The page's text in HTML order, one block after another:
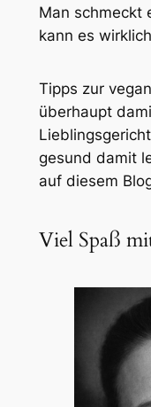
Man schmeckt
kann es
Tipps zur
überhaupt
gesund damit
auf diesem
Viel Spaß